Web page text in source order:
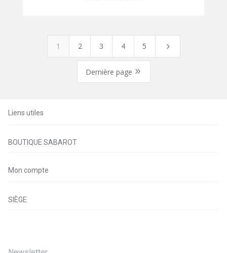
1 2 3 4 5 5
Dernière page 9
Liens utiles
BOUTIQUE SABAROT
Mon compte
SIÈGE